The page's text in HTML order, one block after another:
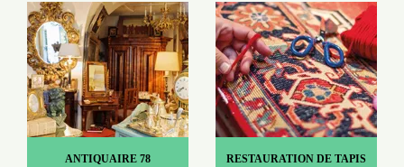
ANTIQUAIRE 78
RESTAURATION DE TAPIS